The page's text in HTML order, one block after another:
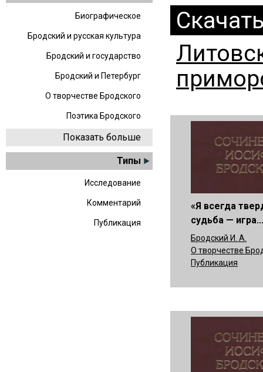
Биографическое
Бродский и русская культура
Бродский и государство
Бродский и Петербург
О творчестве Бродского
Поэтика Бродского
Показать больше
Типы
Исследование
Комментарий
Публикация
«Я всегда
судьба —
Бродский И. А.
О творчестве
Публикация